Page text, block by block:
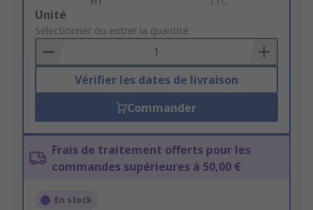
Add
to
Basket
Unité
Sélectionner ou entrer la quantité
Vérifier les dates de livraison
Commander
Frais de traitement offerts pour les
commandes supérieures à 50,00 €
En stock